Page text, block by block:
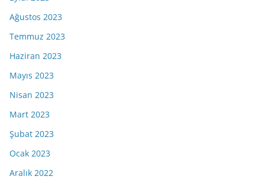
Ağustos 2023
Temmuz 2023
Haziran 2023
Mayıs 2023
Nisan 2023
Mart 2023
Şubat 2023
Ocak 2023
Aralık 2022